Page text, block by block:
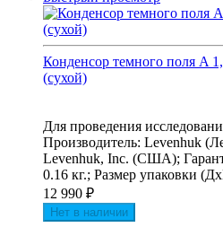
Конденсор темного поля A
(сухой)
Для проведения
Производитель: Levenhuk
Levenhuk, Inc. (США);
0.16 кг.; Размер упаковки
12 990 ₽
Нет в наличии